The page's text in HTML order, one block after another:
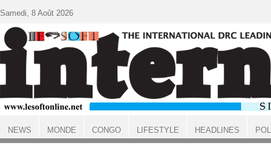
ACCUEIL
Samedi, 8 Août 2026
NEWS MONDE CONGO LIFESTYLE HEADLINES